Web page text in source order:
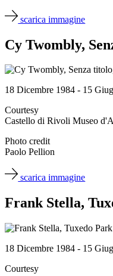
scarica immagine
Cy Twombly,
18 Dicembre 1984 - 15
Courtesy
Castello di Rivoli Museo
Photo credit
Paolo Pellion
scarica immagine
Frank Stella,
18 Dicembre 1984 - 15
Courtesy